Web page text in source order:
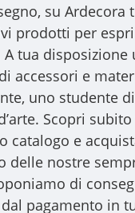
su Ardecora
prodotti per
A tua disposizione
accessori e
uno studente
Scopri
catalogo e
delle nostre
di
pagamento in